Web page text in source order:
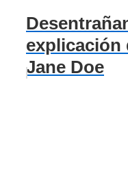
explicación
Jane Doe